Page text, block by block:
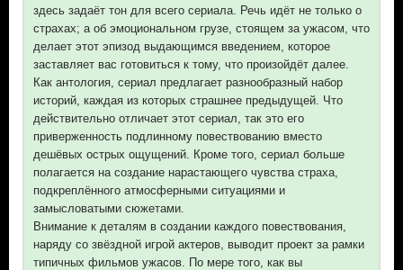
здесь задаёт тон для всего сериала. Речь идёт не только о
страхах; а об эмоциональном грузе, стоящем за ужасом, что
делает этот эпизод выдающимся введением, которое
заставляет вас готовиться к тому, что произойдёт далее.
Как антология, сериал предлагает разнообразный набор
историй, каждая из которых страшнее предыдущей. Что
действительно отличает этот сериал, так это его
приверженность подлинному повествованию вместо
дешёвых острых ощущений. Кроме того, сериал больше
полагается на создание нарастающего чувства страха,
подкреплённого атмосферными ситуациями и
замысловатыми сюжетами.
Внимание к деталям в создании каждого повествования,
наряду со звёздной игрой актеров, выводит проект за рамки
типичных фильмов ужасов. По мере того, как вы